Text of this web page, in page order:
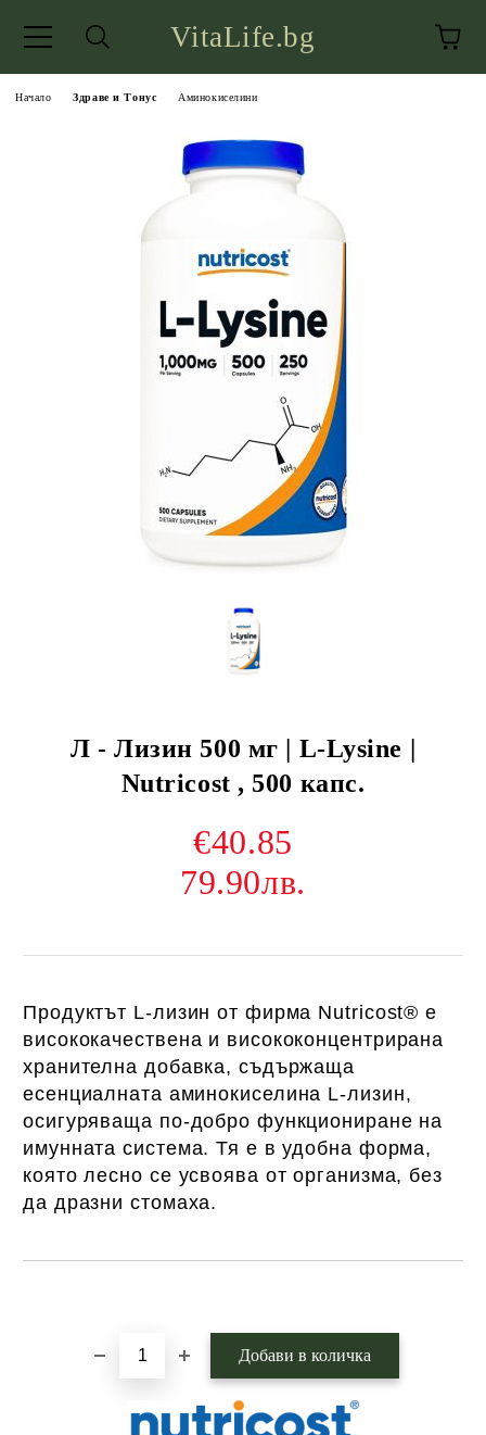
VitaLife.bg
Начало Здраве и Тонус Аминокиселини
Л - Лизин 500 мг | L-Lysine |
Nutricost , 500 капс.
€40.85
79.90лв.
Продуктът L-лизин от фирма Nutricost® е
висококачествена и висококонцентрирана
хранителна добавка, съдържаща
есенциалната аминокиселина L-лизин,
осигуряваща по-добро функциониране на
имунната система. Тя е в удобна форма,
която лесно се усвоява от организма, без
да дразни стомаха.